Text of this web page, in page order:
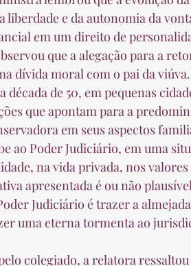
liberdade e da autonomia da
em um direito de
dívida moral com o pai da
de 50, em pequenas
que apontam para a
em seus aspectos
na vida privada, nos valores
apresentada é ou não
Judiciário é trazer a
uma eterna tormenta ao